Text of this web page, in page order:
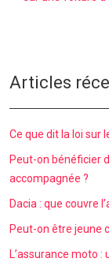
Articles
Ce que dit la loi sur
Peut-on bénéficier
accompagnée ?
Dacia : que couvre
Peut-on être jeune
L’assurance moto